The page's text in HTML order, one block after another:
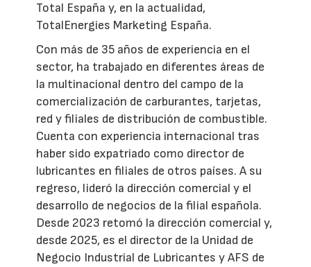
Total España y, en la actualidad,
TotalEnergies Marketing España.
Con más de 35 años de experiencia en el
sector, ha trabajado en diferentes áreas de
la multinacional dentro del campo de la
comercialización de carburantes, tarjetas,
red y filiales de distribución de combustible.
Cuenta con experiencia internacional tras
haber sido expatriado como director de
lubricantes en filiales de otros países. A su
regreso, lideró la dirección comercial y el
desarrollo de negocios de la filial española.
Desde 2023 retomó la dirección comercial y,
desde 2025, es el director de la Unidad de
Negocio Industrial de Lubricantes y AFS de